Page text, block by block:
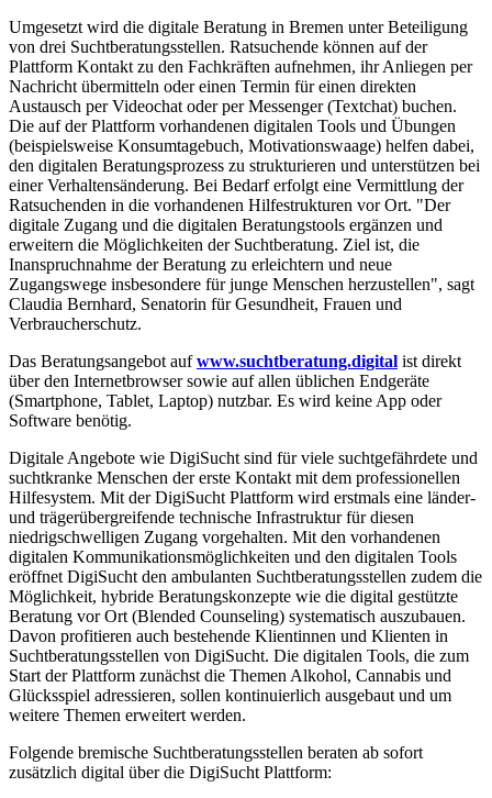
Umgesetzt wird die digitale Beratung in Bremen unter Beteiligung
von drei Suchtberatungsstellen. Ratsuchende können auf der
Plattform Kontakt zu den Fachkräften aufnehmen, ihr Anliegen per
Nachricht übermitteln oder einen Termin für einen direkten
Austausch per Videochat oder per Messenger (Textchat) buchen.
Die auf der Plattform vorhandenen digitalen Tools und Übungen
(beispielsweise Konsumtagebuch, Motivationswaage) helfen dabei,
den digitalen Beratungsprozess zu strukturieren und unterstützen bei
einer Verhaltensänderung. Bei Bedarf erfolgt eine Vermittlung der
Ratsuchenden in die vorhandenen Hilfestrukturen vor Ort. "Der
digitale Zugang und die digitalen Beratungstools ergänzen und
erweitern die Möglichkeiten der Suchtberatung. Ziel ist, die
Inanspruchnahme der Beratung zu erleichtern und neue
Zugangswege insbesondere für junge Menschen herzustellen", sagt
Claudia Bernhard, Senatorin für Gesundheit, Frauen und
Verbraucherschutz.
Das Beratungsangebot aufwww.suchtberatung.digital ist direkt
über den Internetbrowser sowie auf allen üblichen Endgeräte
(Smartphone, Tablet, Laptop) nutzbar. Es wird keine App oder
Software benötig.
Digitale Angebote wie DigiSucht sind für viele suchtgefährdete und
suchtkranke Menschen der erste Kontakt mit dem professionellen
Hilfesystem. Mit der DigiSucht Plattform wird erstmals eine länder-
und trägerübergreifende technische Infrastruktur für diesen
niedrigschwelligen Zugang vorgehalten. Mit den vorhandenen
digitalen Kommunikationsmöglichkeiten und den digitalen Tools
eröffnet DigiSucht den ambulanten Suchtberatungsstellen zudem die
Möglichkeit, hybride Beratungskonzepte wie die digital gestützte
Beratung vor Ort (Blended Counseling) systematisch auszubauen.
Davon profitieren auch bestehende Klientinnen und Klienten in
Suchtberatungsstellen von DigiSucht. Die digitalen Tools, die zum
Start der Plattform zunächst die Themen Alkohol, Cannabis und
Glücksspiel adressieren, sollen kontinuierlich ausgebaut und um
weitere Themen erweitert werden.
Folgende bremische Suchtberatungsstellen beraten ab sofort
zusätzlich digital über die DigiSucht Plattform: